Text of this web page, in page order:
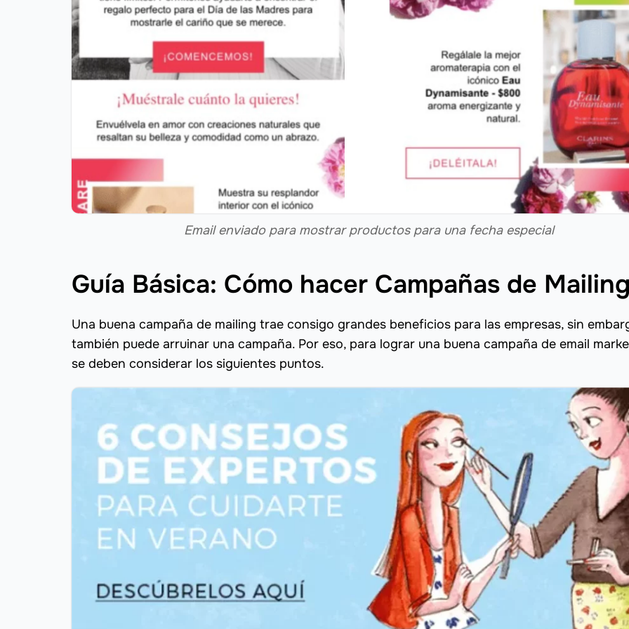
Email enviado para mostrar productos para una fecha especial
Guía Básica: Cómo hacer Campañas de
Una buena campaña de mailing trae consigo grandes beneficios para las empresas, sin
también puede arruinar una campaña. Por eso, para lograr una buena campaña de email
se deben considerar los siguientes puntos.